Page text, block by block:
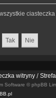
witryny
Software © phpBB